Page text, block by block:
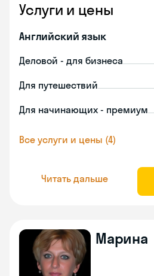
Услуги и цены
Английский язык
Деловой - для бизнеса
Для путешествий
Для начинающих - премиум
Все услуги и цены (4)
Читать дальше
Марина